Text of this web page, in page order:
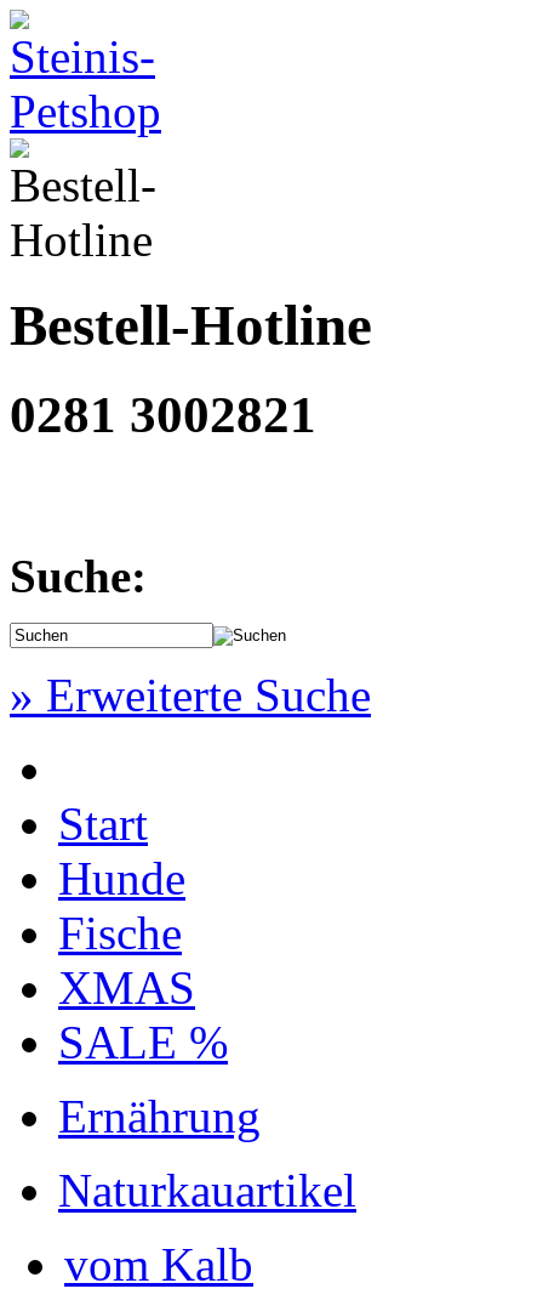
Bestell-Hotline
0281 3002821
Suche:
» Erweiterte Suche
Start
Hunde
Fische
XMAS
SALE %
Ernährung
Naturkauartikel
vom Kalb